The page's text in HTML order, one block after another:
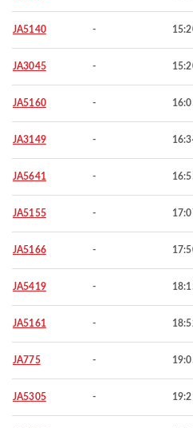
JA5140 -
JA3045 -
JA5160 -
JA3149 -
JA5641 -
JA5155 -
JA5166 -
JA5419 -
JA5161 -
JA775 -
JA5305 -